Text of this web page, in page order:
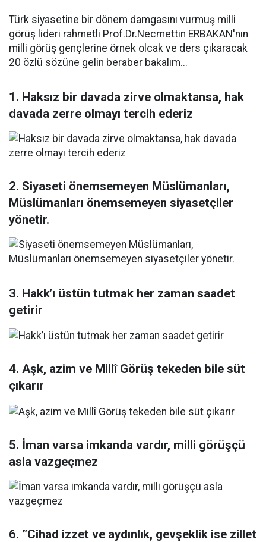
Türk siyasetine bir dönem damgasını vurmuş milli
görüş lideri rahmetli Prof.Dr.Necmettin ERBAKAN'nın
milli görüş gençlerine örnek olcak ve ders çıkaracak
20 özlü sözüne gelin beraber bakalım...
1. Haksız bir davada zirve olmaktansa, hak
davada zerre olmayı tercih ederiz
2. Siyaseti önemsemeyen Müslümanları,
Müslümanları önemsemeyen siyasetçiler
yönetir.
3. Hakk’ı üstün tutmak her zaman saadet
getirir
4. Aşk, azim ve Millî Görüş tekeden bile süt
çıkarır
5. İman varsa imkanda vardır, milli görüşçü
asla vazgeçmez
6. ”Cihad izzet ve aydınlık, gevşeklik ise zillet